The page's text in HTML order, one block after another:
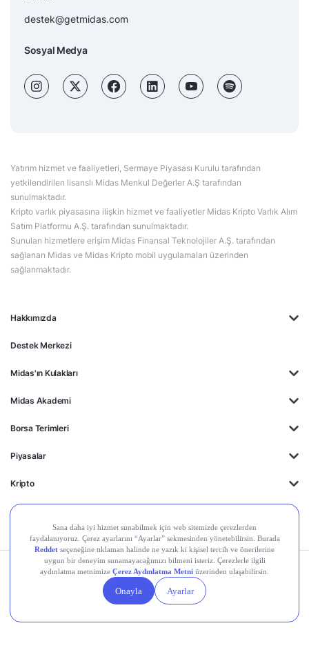
Hakkımızda
Destek Merkezi
Midas'ın Kulakları
Midas Akademi
Borsa Terimleri
Piyasalar
Kripto
Ayrıcalıklar
destek@getmidas.com
Sosyal Medya
Yatırım hizmet ve faaliyetleri, Sermaye Piyasası Kurulu tarafından
yetkilendirilen lisanslı Midas Menkul Değerler A.Ş tarafından
sunulmaktadır.
Kripto varlık piyasasına ilişkin hizmet ve faaliyetler Midas Kripto Varlık Alım
Satım Platformu A.Ş. tarafından sunulmaktadır.
Sunulan hizmetlere erişim Midas Finansal Teknolojiler A.Ş. tarafından
sağlanan Midas ve Midas Kripto mobil uygulamaları üzerinden
sağlanmaktadır.
Kişisel Verilerin
Gizlilik
Politikası
Yasal
Duyurular
Çerez